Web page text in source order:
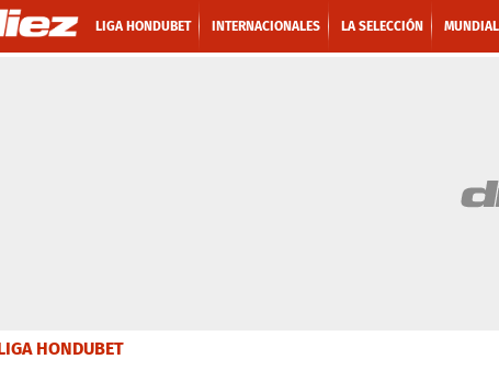
LIGA HONDUBET INTERNACIONALES LA SELECCIÓN
HONDUBET